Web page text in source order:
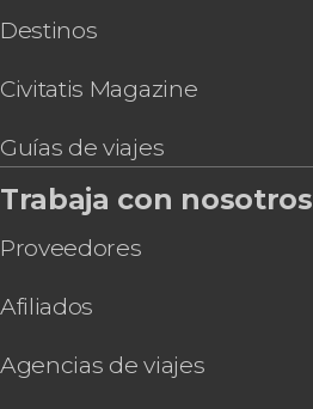
Destinos
Civitatis Magazine
Guías de viajes
Trabaja con nosotros
Proveedores
Afiliados
Agencias de viajes